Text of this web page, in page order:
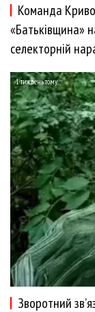
Команда
«Батьківщина»
селекторній
1 тиждень тому
Зворотний